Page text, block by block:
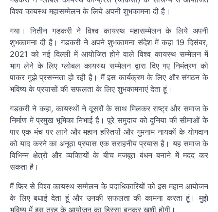
विश्व कायस्थ महासम्मेलन के लिये अपनी शुभकामना दी है।
गया। नितीन गडकरी ने विश्व कायस्थ महासम्मेलन के लिये अपनी
शुभकामना दी है। गडकरी ने अपने शुभकामना संदेश में कहा 19 दिसंबर,
2021 को नई दिल्ली में आयोजित होने वाले विश्व कायस्थ सम्मेलन में
भाग लेने के लिए ग्लोबल कायस्थ सम्मेलन द्वारा दिए गए निमंत्रण को
पाकर मुझे प्रसन्नता हो रही है। मैं इस कार्यक्रम के लिए और संगठन के
भविष्य के प्रयासों की सफलता के लिए शुभकामनाएं देता हूं।
गडकरी ने कहा, कायस्थों ने दूसरों के साथ मिलकर राष्ट्र और समाज के
निर्माण में प्रमुख भूमिका निभाई है। पूरे समुदाय को दुनिया की सीमाओं के
पार एक मंच पर लाने और महान हस्तियों और गुमनाम नायकों के योगदान
को याद करने का अनूठा प्रयास एक सराहनीय प्रयास है। यह समाज के
विभिन्न क्षेत्रों और व्यक्तियों के बीच मजबूत बंधन बनाने में मदद कर
सकता है।
मैं फिर से विश्व कायस्थ सम्मेलन के पदाधिकारियों को इस महान आयोजन
के लिए बधाई देता हूं और उनकी सफलता की कामना करता हूं। मुझे
भविष्य में इस तरह के आयोजन का हिस्सा बनकर खुशी होगी।